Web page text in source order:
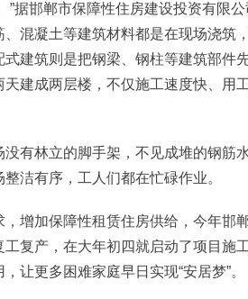
邯郸市保障性住房建设投资有限公
混凝土等建筑材料都是在现场浇筑
建筑则是把钢梁、钢柱等建筑部件
建成两层楼，不仅施工速度快、用
林立的脚手架，不见成堆的钢筋
洁有序，工人们都在忙碌作业。
加保障性租赁住房供给，今年邯
复产，在大年初四就启动了项目施
让更多困难家庭早日实现“安居梦”。